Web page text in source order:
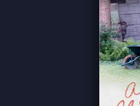
''De documentaire
sentimenteel te
''Een miniatuur en